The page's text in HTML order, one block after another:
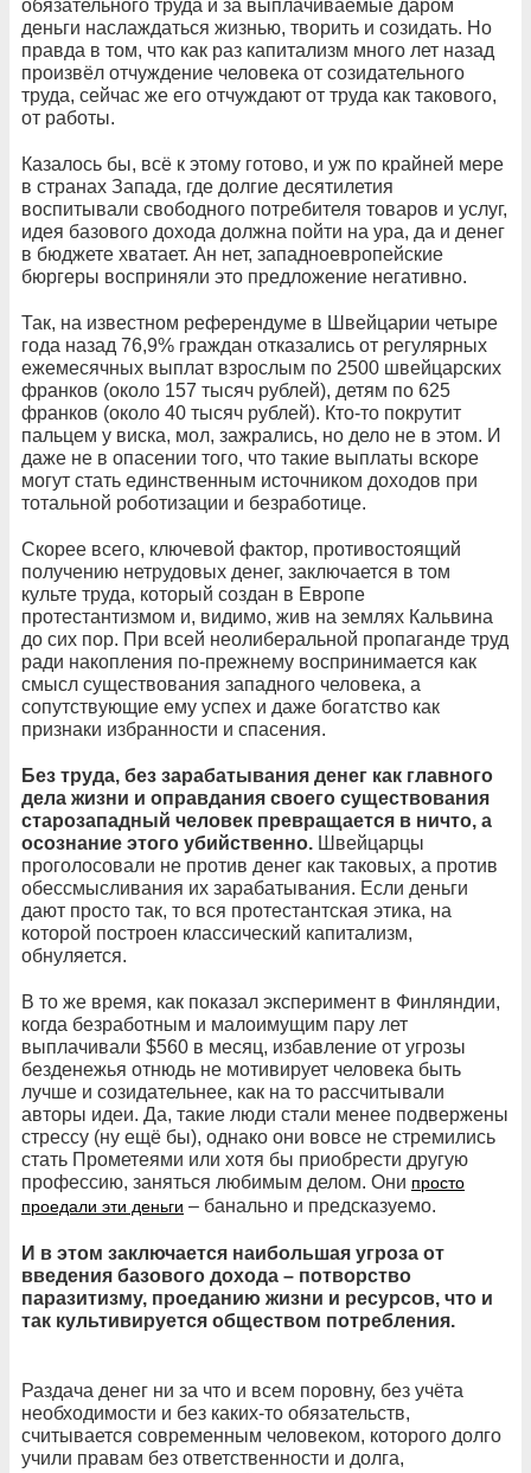
обязательного труда и за выплачиваемые даром
деньги наслаждаться жизнью, творить и созидать. Но
правда в том, что как раз капитализм много лет назад
произвёл отчуждение человека от созидательного
труда, сейчас же его отчуждают от труда как такового,
от работы.
Казалось бы, всё к этому готово, и уж по крайней мере
в странах Запада, где долгие десятилетия
воспитывали свободного потребителя товаров и услуг,
идея базового дохода должна пойти на ура, да и денег
в бюджете хватает. Ан нет, западноевропейские
бюргеры восприняли это предложение негативно.
Так, на известном референдуме в Швейцарии четыре
года назад 76,9% граждан отказались от регулярных
ежемесячных выплат взрослым по 2500 швейцарских
франков (около 157 тысяч рублей), детям по 625
франков (около 40 тысяч рублей). Кто-то покрутит
пальцем у виска, мол, зажрались, но дело не в этом. И
даже не в опасении того, что такие выплаты вскоре
могут стать единственным источником доходов при
тотальной роботизации и безработице.
Скорее всего, ключевой фактор, противостоящий
получению нетрудовых денег, заключается в том
культе труда, который создан в Европе
протестантизмом и, видимо, жив на землях Кальвина
до сих пор. При всей неолиберальной пропаганде труд
ради накопления по-прежнему воспринимается как
смысл существования западного человека, а
сопутствующие ему успех и даже богатство как
признаки избранности и спасения.
Без труда, без зарабатывания денег как главного
дела жизни и оправдания своего существования
старозападный человек превращается в ничто, а
осознание этого убийственно. Швейцарцы
проголосовали не против денег как таковых, а против
обессмысливания их зарабатывания. Если деньги
дают просто так, то вся протестантская этика, на
которой построен классический капитализм,
обнуляется.
В то же время, как показал эксперимент в Финляндии,
когда безработным и малоимущим пару лет
выплачивали $560 в месяц, избавление от угрозы
безденежья отнюдь не мотивирует человека быть
лучше и созидательнее, как на то рассчитывали
авторы идеи. Да, такие люди стали менее подвержены
стрессу (ну ещё бы), однако они вовсе не стремились
стать Прометеями или хотя бы приобрести другую
профессию, заняться любимым делом. Они просто
проедали эти деньги – банально и предсказуемо.
И в этом заключается наибольшая угроза от
введения базового дохода – потворство
паразитизму, проеданию жизни и ресурсов, что и
так культивируется обществом потребления.
Раздача денег ни за что и всем поровну, без учёта
необходимости и без каких-то обязательств,
считывается современным человеком, которого долго
учили правам без ответственности и долга,